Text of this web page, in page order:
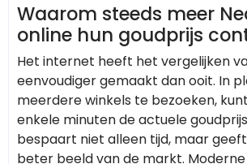
Waarom steeds meer
online hun goudprijs
Het internet heeft het vergelijken
eenvoudiger gemaakt dan ooit. In
meerdere winkels te bezoeken,
enkele minuten de actuele
bespaart niet alleen tijd, maar
beter beeld van de markt.